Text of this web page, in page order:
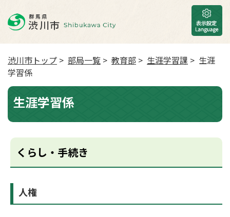
渋川市トップ > 部局一覧 > 教育部 > 生涯学習課 > 生涯
学習係
生涯学習係
くらし・手続き
人権